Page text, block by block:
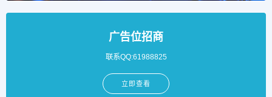
广告位招商
联系QQ:61988825
立即查看